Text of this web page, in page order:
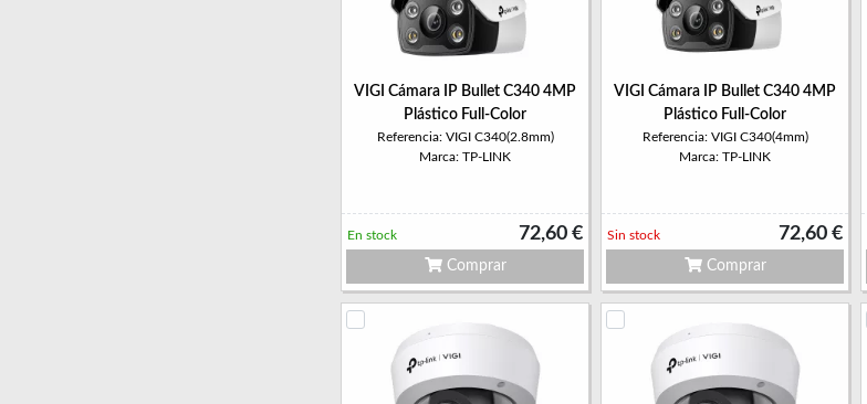
VIGI Cámara IP Bullet C340 4MP
Plástico Full-Color
Referencia: VIGI C340(2.8mm)
Marca: TP-LINK
72,60 €
En stock
Comprar
VIGI Cámara IP Bullet C340 4MP
Plástico Full-Color
Referencia: VIGI C340(4mm)
Marca: TP-LINK
72,60 €
Sin stock
Comprar